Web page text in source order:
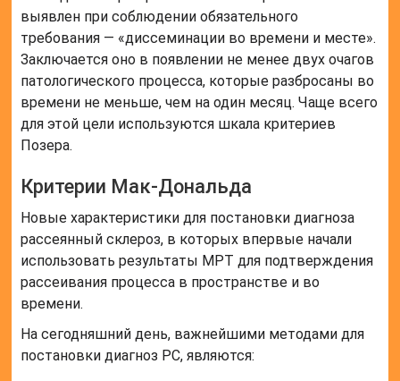
выявлен при соблюдении обязательного
требования — «диссеминации во времени и месте».
Заключается оно в появлении не менее двух очагов
патологического процесса, которые разбросаны во
времени не меньше, чем на один месяц. Чаще всего
для этой цели используются шкала критериев
Позера.
Критерии Мак-Дональда
Новые характеристики для постановки диагноза
рассеянный склероз, в которых впервые начали
использовать результаты МРТ для подтверждения
рассеивания процесса в пространстве и во
времени.
На сегодняшний день, важнейшими методами для
постановки диагноз РС, являются: